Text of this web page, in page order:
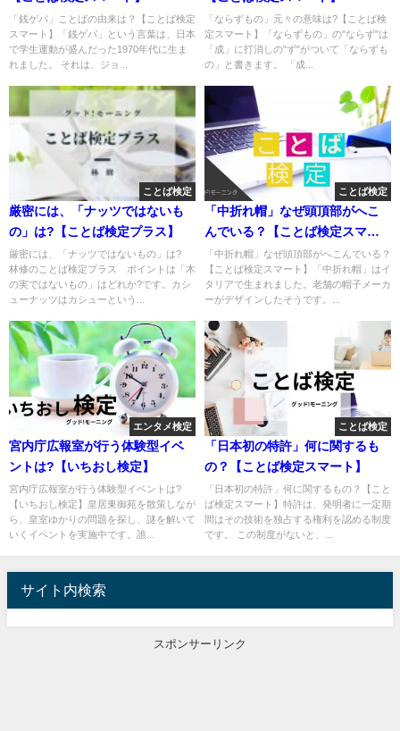
「銭ゲバ」ことばの由来は？【ことば検定
スマート】「銭ゲバ」という言葉は、日本
で学生運動が盛んだった1970年代に生ま
れました。 それは、ジョ...
「ならずもの」元々の意味は?【ことば検
定スマート】「ならずもの」の"ならず"は
「成」に打消しの"ず"がついて「ならずも
の」と書きます。 「成...
ことば検定
厳密には、「ナッツではないも
の」は?【ことば検定プラス】
厳密には、「ナッツではないもの」は?
林修のことば検定プラス ポイントは「木
の実ではないもの」はどれか?です。カシ
ューナッツはカシューという...
ことば検定
「中折れ帽」なぜ頭頂部がへこ
んでいる？【ことば検定スマー
ト】
「中折れ帽」なぜ頭頂部がへこんでいる？
【ことば検定スマート】「中折れ帽」はイ
タリアで生まれました。老舗の帽子メーカ
ーがデザインしたそうです。...
エンタメ検定
宮内庁広報室が行う体験型イベ
ントは?【いちおし検定】
宮内庁広報室が行う体験型イベントは?
【いちおし検定】皇居東御苑を散策しなが
ら、皇室ゆかりの問題を探し、謎を解いて
いくイベントを実施中です。誰...
ことば検定
「日本初の特許」何に関するも
の？【ことば検定スマート】
「日本初の特許」何に関するもの？【こと
ば検定スマート】特許は、発明者に一定期
間はその技術を独占する権利を認める制度
です。 この制度がないと、...
サイト内検索
スポンサーリンク